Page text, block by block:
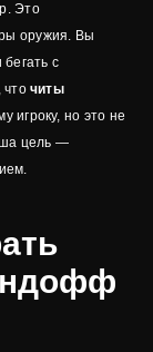
Это
оружия. Вы
бегать с
что читы
игроку, но это не
цель —